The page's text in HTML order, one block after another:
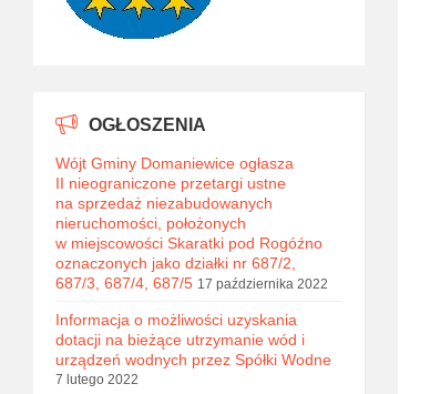
OGŁOSZENIA
Wójt Gminy Domaniewice ogłasza
II nieograniczone przetargi ustne
na sprzedaż niezabudowanych
nieruchomości, położonych
w miejscowości Skaratki pod Rogóźno
oznaczonych jako działki nr 687/2,
687/3, 687/4, 687/5 17 października 2022
Informacja o możliwości uzyskania
dotacji na bieżące utrzymanie wód i
urządzeń wodnych przez Spółki Wodne
7 lutego 2022